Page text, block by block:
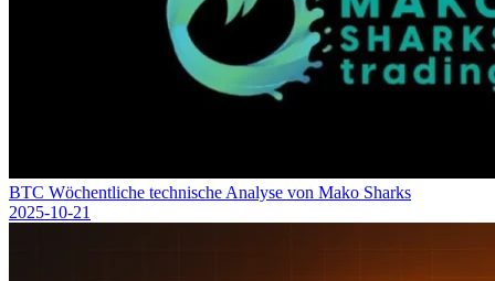
BTC Wöchentliche technische Analyse von Mako Sharks
2025-10-21